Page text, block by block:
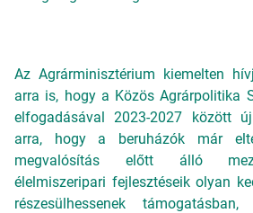
Az Agrárminisztérium kiemelten
arra is, hogy a Közös Agrárpolitika
elfogadásával 2023-2027 között
arra, hogy a beruházók már
megvalósítás előtt álló
élelmiszeripari fejlesztéseik olyan
részesülhessenek